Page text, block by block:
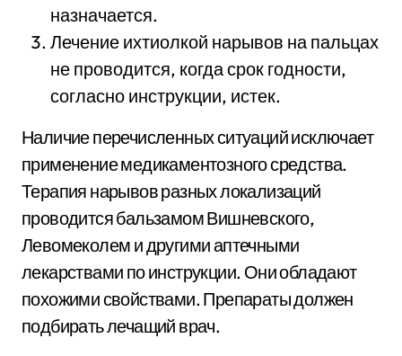
назначается.
Лечение ихтиолкой нарывов на пальцах
не проводится, когда срок годности,
согласно инструкции, истек.
Наличие перечисленных ситуаций исключает
применение медикаментозного средства.
Терапия нарывов разных локализаций
проводится бальзамом Вишневского,
Левомеколем и другими аптечными
лекарствами по инструкции. Они обладают
похожими свойствами. Препараты должен
подбирать лечащий врач.